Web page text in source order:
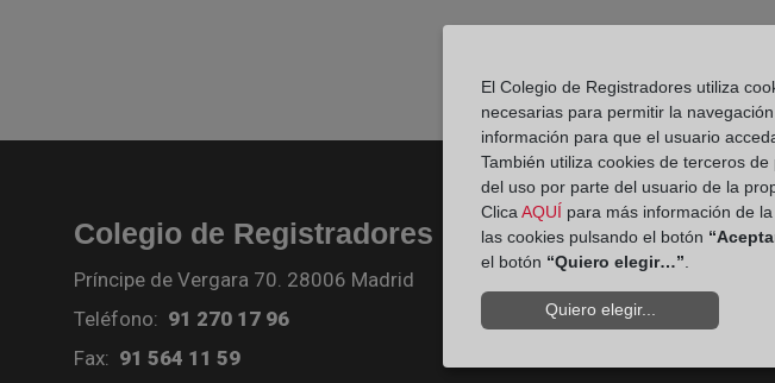
Colegio de Registradores
Príncipe de Vergara 70. 28006 Madrid
Teléfono: 91 270 17 96
Fax: 91 564 11 59
Ir a facebook
Ir a Linkedin
Ir al
El Colegio de Registradores utiliza
necesarias para permitir la
información para que el usuario
También utiliza cookies de terceros
del uso por parte del usuario de la
Clica AQUÍ para más información de
las cookies pulsando el botón
el botón “Quiero elegir…”
Quiero elegir...